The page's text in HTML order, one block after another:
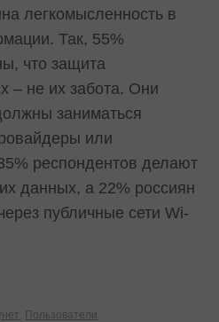
легкомысленность в
Так, 55%
что защита
– не их забота. Они
заниматься
или
респондентов делают
данных, а 22% россиян
публичные сети Wi-
Пользователи